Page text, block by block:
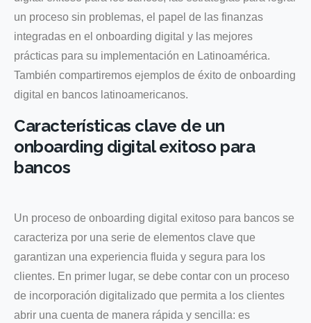
un proceso sin problemas, el papel de las finanzas
integradas en el onboarding digital y las mejores
prácticas para su implementación en Latinoamérica.
También compartiremos ejemplos de éxito de onboarding
digital en bancos latinoamericanos.
Características clave de un
onboarding digital exitoso para
bancos
Un proceso de onboarding digital exitoso para bancos se
caracteriza por una serie de elementos clave que
garantizan una experiencia fluida y segura para los
clientes. En primer lugar, se debe contar con un proceso
de incorporación digitalizado que permita a los clientes
abrir una cuenta de manera rápida y sencilla: es